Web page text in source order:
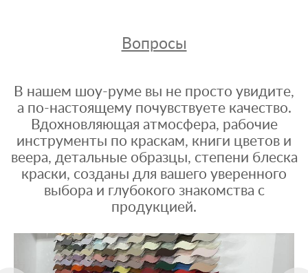
Вопросы
В нашем шоу-руме вы не просто увидите,
а по-настоящему почувствуете качество.
Вдохновляющая атмосфера, рабочие
инструменты по краскам, книги цветов и
веера, детальные образцы, степени блеска
краски, созданы для вашего уверенного
выбора и глубокого знакомства с
продукцией.